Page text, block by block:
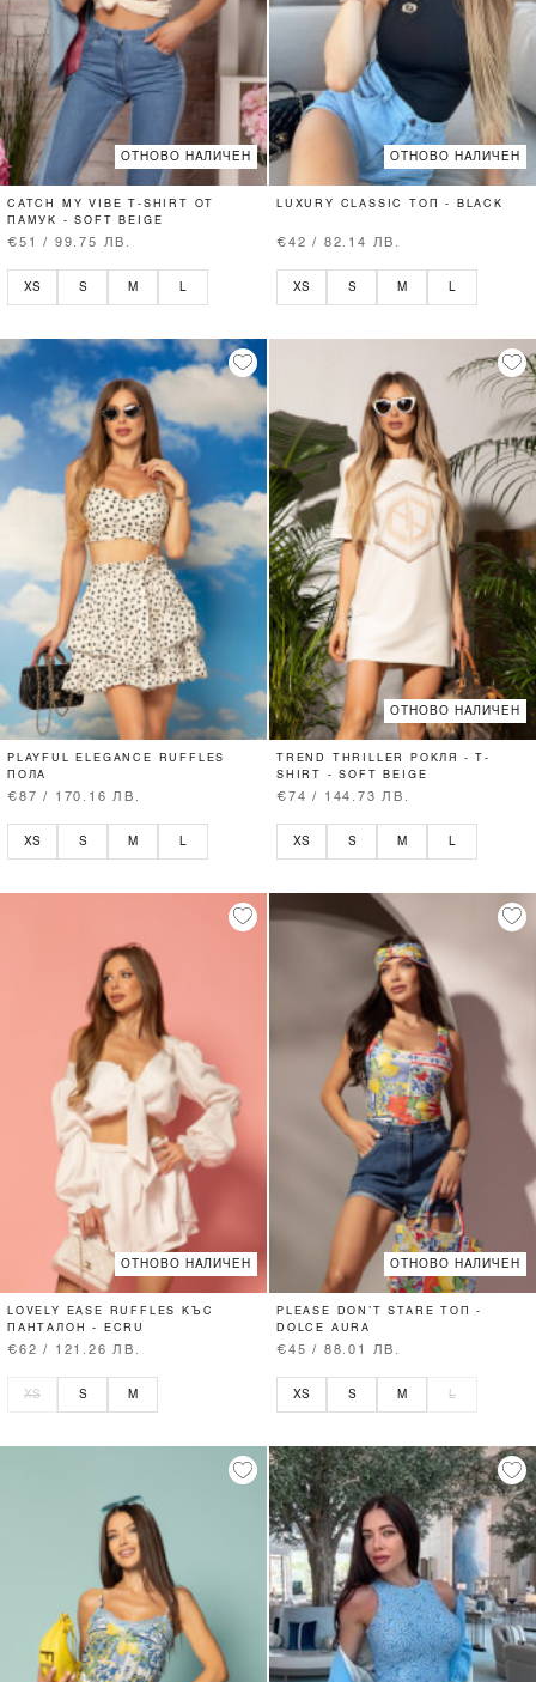
ОТНОВО НАЛИЧЕН
CATCH MY VIBE T-SHIRT ОТ
ПАМУК - SOFT BEIGE
€51 / 99.75 ЛВ.
XS S M L
ОТНОВО НАЛИЧЕН
LUXURY CLASSIC ТОП - BLACK
€42 / 82.14 ЛВ.
XS S M L
PLAYFUL ELEGANCE RUFFLES
ПОЛА
€87 / 170.16 ЛВ.
XS S M
ОТНОВО НАЛИЧЕН
TREND THRILLER РОКЛЯ - T-
SHIRT - SOFT BEIGE
€74 / 144.73 ЛВ.
XS S M
ОТНОВО НАЛИЧЕН
LOVELY EASE RUFFLES КЪС
ПАНТАЛОН - ECRU
€62 / 121.26 ЛВ.
XS S M
ОТНОВО НАЛИЧЕН
PLEASE DON’T STARE ТОП -
DOLCE AURA
€45 / 88.01 ЛВ.
XS S M L